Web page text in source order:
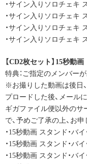
・サイン入りソロチェキ
・サイン入りソロチェキ
・サイン入りソロチェキ
・サイン入りソロチェキ
【CD2枚セット】15秒動画
特典：ご指定のメンバー
※お撮りした動画は後日
プロードした後、メール
ギガファイル便以外のサ
で、予めご了承の上、お申
・15秒動画 スタンド・バイ
・15秒動画 スタンド・バイ
・15秒動画 スタンド・バイ